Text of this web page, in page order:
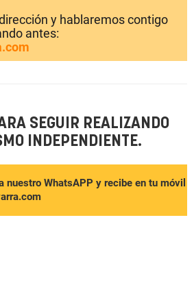
y hablaremos contigo
antes:
SEGUIR REALIZANDO
INDEPENDIENTE.
nuestro WhatsAPP y recibe en tu móvil